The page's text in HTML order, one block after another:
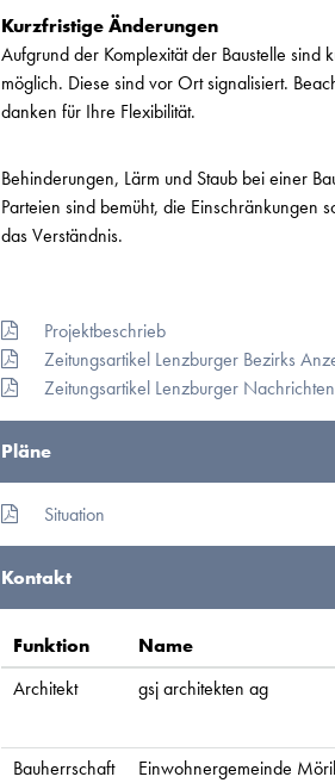
Kurzfristige Änderungen
Aufgrund der Komplexität der Baustelle
möglich. Diese sind vor Ort signalisiert.
danken für Ihre Flexibilität.
Behinderungen, Lärm und Staub bei einer
Parteien sind bemüht, die
das Verständnis.
Projektbeschrieb
Zeitungsartikel Lenzburger Bezirks
Zeitungsartikel Lenzburger
Pläne
Situation
Kontakt
Funktion Name
Architekt
gsj architekten ag
Bauherrschaft
Einwohnergemeinde